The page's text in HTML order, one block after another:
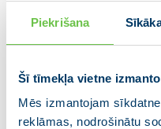
Piekrišana
Šī tīmekļa vietne
Mēs izmantojam
reklāmas, nodrošinātu
Diskusijas dalībnieki
gadu beigās ieviesa
Tāpat diskusijas
uzlabojumi Latvijas